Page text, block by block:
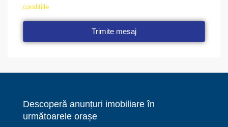
condițiile
Trimite mesaj
Descoperă anunțuri imobiliare în
următoarele orașe